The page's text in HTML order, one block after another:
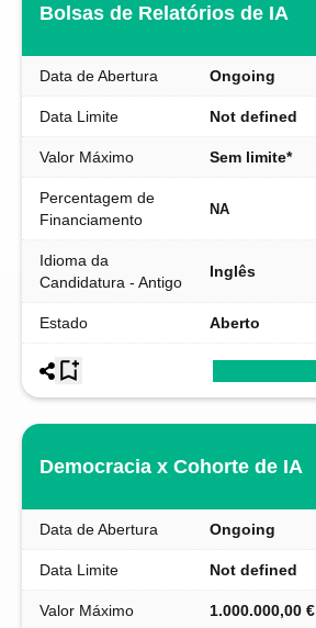
Bolsas de Relatórios de IA
Data de Abertura Ongoing
Data Limite Not defined
Valor Máximo Sem limite*
Percentagem de
Financiamento
NA
Idioma da
Candidatura - Antigo
Inglês
Estado Aberto
Democracia x Cohorte de IA
Data de Abertura Ongoing
Data Limite Not defined
Valor Máximo 1.000.000,00 €